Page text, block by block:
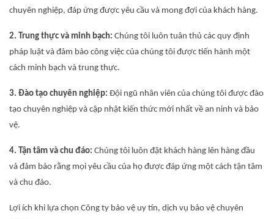
chuyên nghiệp, đáp ứng được yêu cầu và mong đợi của khách hàng.
2. Trung thực và minh bạch: Chúng tôi luôn tuân thủ các quy định
pháp luật và đảm bảo công việc của chúng tôi được tiến hành một
cách minh bạch và trung thực.
3. Đào tạo chuyên nghiệp: Đội ngũ nhân viên của chúng tôi được đào
tạo chuyên nghiệp và cập nhật kiến thức mới nhất về an ninh và bảo
vệ.
4. Tận tâm và chu đáo: Chúng tôi luôn đặt khách hàng lên hàng đầu
và đảm bảo rằng mọi yêu cầu của họ được đáp ứng một cách tận tâm
và chu đáo.
Lợi ích khi lựa chọn Công ty bảo vệ uy tín, dịch vụ bảo vệ chuyên